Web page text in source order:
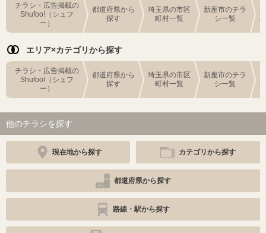
チラシ・広告掲載の
Shufoo!（シュフ
ー）
都道府県から
探す
埼玉県の市区
町村一覧
新座市のチラ
シ一覧
エリア×カテゴリから探す
チラシ・広告掲載の
Shufoo!（シュフ
ー）
都道府県から
探す
埼玉県の市区
町村一覧
新座市のチラ
シ一覧
他のチラシを探す
現在地から探す カテゴリから探す
都道府県から探す
路線・駅から探す